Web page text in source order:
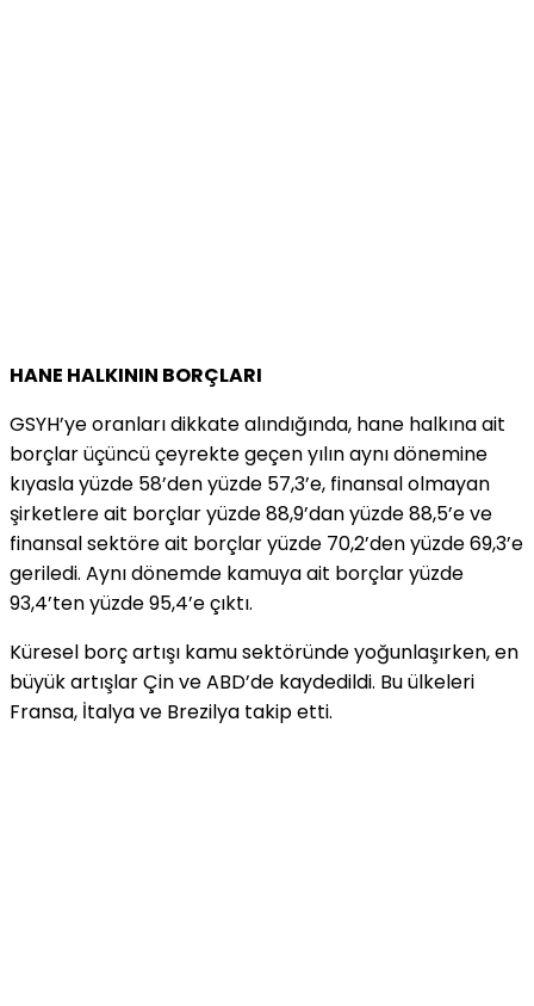
HANE HALKININ BORÇLARI
GSYH’ye oranları dikkate alındığında, hane halkına ait
borçlar üçüncü çeyrekte geçen yılın aynı dönemine
kıyasla yüzde 58’den yüzde 57,3’e, finansal olmayan
şirketlere ait borçlar yüzde 88,9’dan yüzde 88,5’e ve
finansal sektöre ait borçlar yüzde 70,2’den yüzde 69,3’e
geriledi. Aynı dönemde kamuya ait borçlar yüzde
93,4’ten yüzde 95,4’e çıktı.
Küresel borç artışı kamu sektöründe yoğunlaşırken, en
büyük artışlar Çin ve ABD’de kaydedildi. Bu ülkeleri
Fransa, İtalya ve Brezilya takip etti.